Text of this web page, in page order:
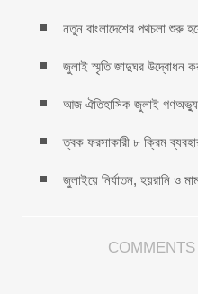
নতুন বাংলাদেশের পথচলা শুরু
জুলাই স্মৃতি জাদুঘর উদ্বোধন
আজ ঐতিহাসিক জুলাই
ত্বক ফরসাকারী ৮ ক্রিম
জুলাইয়ে নির্যাতন, হয়রানি ও